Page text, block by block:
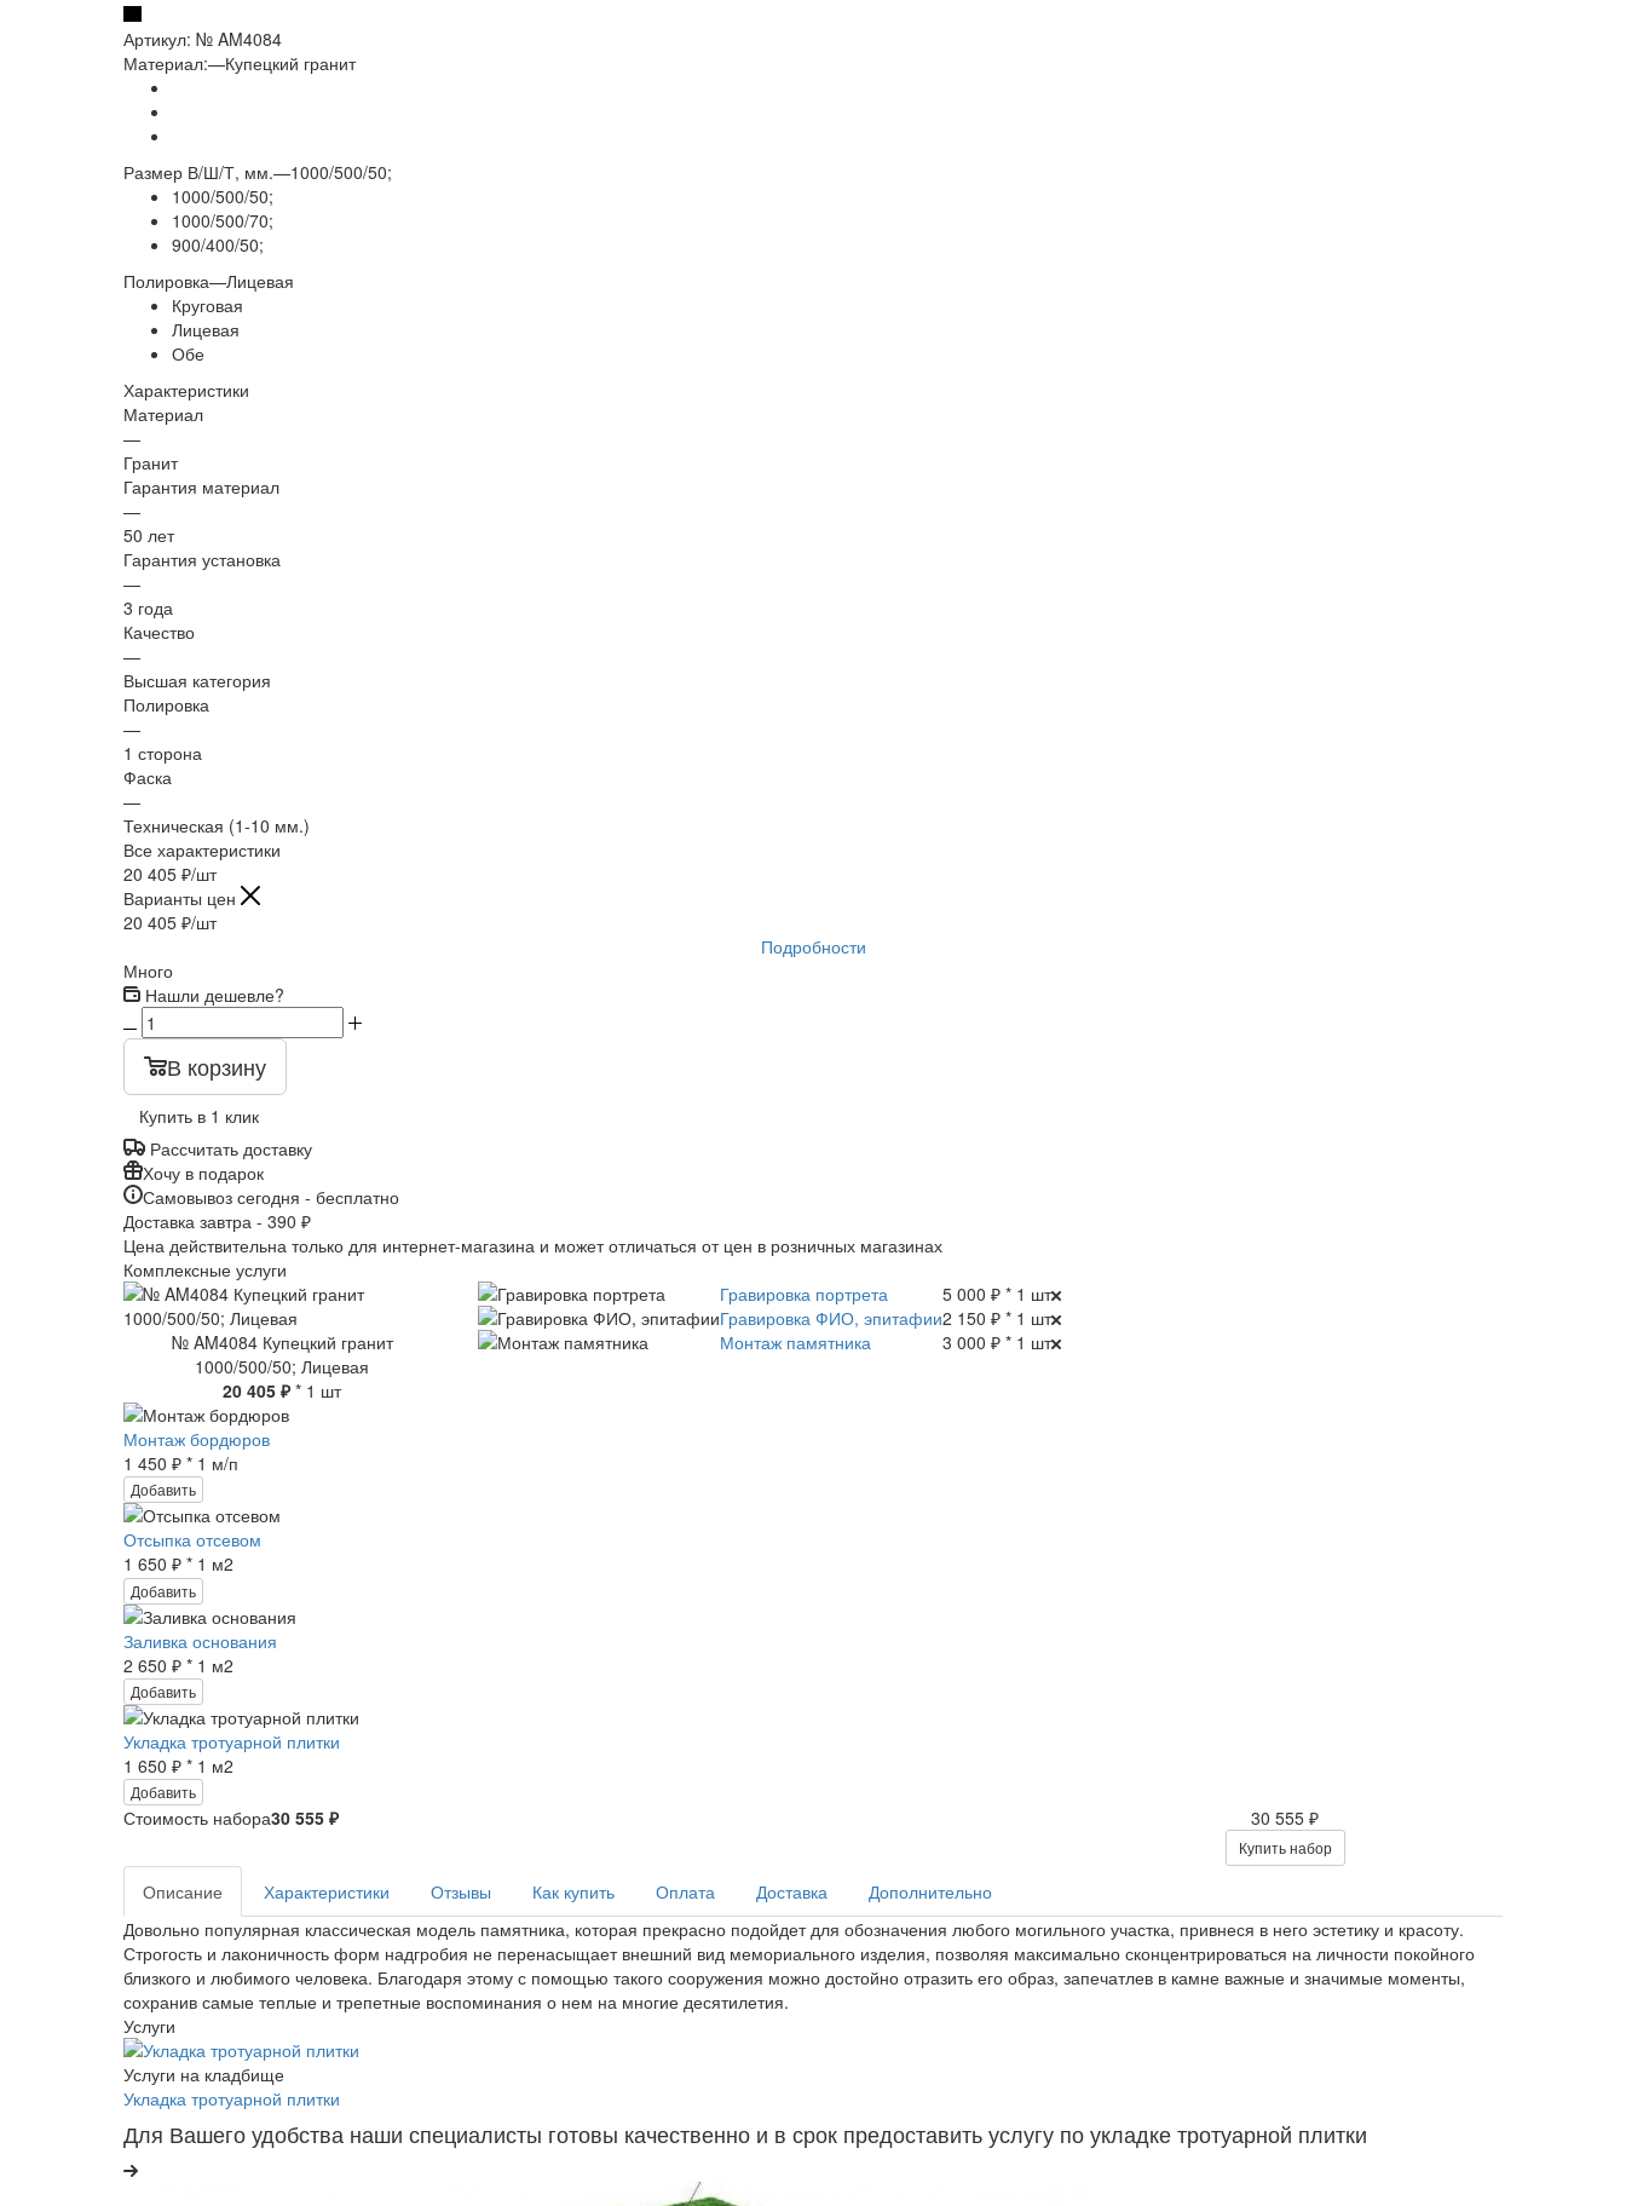
Артикул: № AM4084
Материал:—Купецкий гранит
Размер В/Ш/Т, мм.—1000/500/50;
1000/500/50;
1000/500/70;
900/400/50;
Полировка—Лицевая
Круговая
Лицевая
Обе
Характеристики
Материал
—
Гранит
Гарантия материал
—
50 лет
Гарантия установка
—
3 года
Качество
—
Высшая категория
Полировка
—
1 сторона
Фаска
—
Техническая (1-10 мм.)
Все характеристики
20 405 ₽/шт
Варианты цен
20 405 ₽/шт
Подробности
Много
Нашли дешевле?
В корзину
Купить в 1 клик
Рассчитать доставку
Хочу в подарок
Самовывоз сегодня - бесплатно
Доставка завтра - 390 ₽
Цена действительна только для интернет-магазина и может отличаться от цен в розничных магазинах
Комплексные услуги
№ AM4084 Купецкий гранит
1000/500/50; Лицевая
20 405 ₽* 1 шт
Гравировка портрета
5 000 ₽ * 1 шт
Гравировка ФИО, эпитафии2 150 ₽ * 1 шт
Монтаж памятника
3 000 ₽ * 1 шт
Монтаж бордюров
1 450 ₽ * 1 м/п
Добавить
Отсыпка отсевом
1 650 ₽ * 1 м2
Добавить
Заливка основания
2 650 ₽ * 1 м2
Добавить
Укладка тротуарной плитки
1 650 ₽ * 1 м2
Добавить
Стоимость набора30 555 ₽ 30 555 ₽
Купить набор
Описание Характеристики Отзывы Как купить Оплата Доставка
Дополнительно
Довольно популярная классическая модель памятника, которая прекрасно подойдет для обозначения любого могильного участка, привнеся в него эстетику и красоту.
Строгость и лаконичность форм надгробия не перенасыщает внешний вид мемориального изделия, позволяя максимально сконцентрироваться на личности покойного
близкого и любимого человека. Благодаря этому с помощью такого сооружения можно достойно отразить его образ, запечатлев в камне важные и значимые моменты,
сохранив самые теплые и трепетные воспоминания о нем на многие десятилетия.
Услуги
Услуги на кладбище
Укладка тротуарной плитки
Для Вашего удобства наши специалисты готовы качественно и в срок предоставить услугу по укладке тротуарной плитки